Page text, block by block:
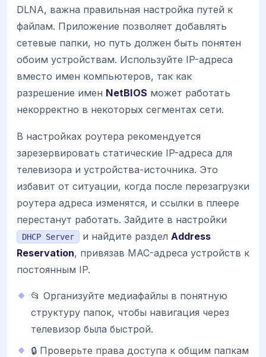
DLNA, важна правильная настройка путей к
файлам. Приложение позволяет добавлять
сетевые папки, но путь должен быть понятен
обоим устройствам. Используйте IP-адреса
вместо имен компьютеров, так как
разрешение имен NetBIOS может работать
некорректно в некоторых сегментах сети.
В настройках роутера рекомендуется
зарезервировать статические IP-адреса для
телевизора и устройства-источника. Это
избавит от ситуации, когда после перезагрузки
роутера адреса изменятся, и ссылки в плеере
перестанут работать. Зайдите в настройки
DHCP Server и найдите раздел Address
Reservation, привязав MAC-адреса устройств к
постоянным IP.
📂 Организуйте медиафайлы в понятную
структуру папок, чтобы навигация через
телевизор была быстрой.
🔒 Проверьте права доступа к общим папкам